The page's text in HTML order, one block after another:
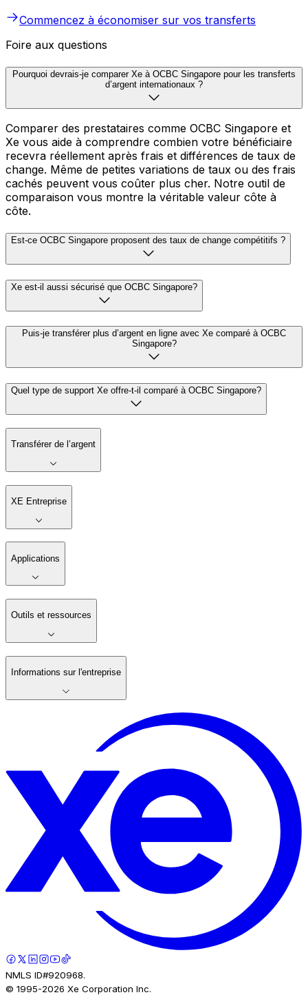
Commencez à économiser sur vos transferts
Foire aux questions
Pourquoi devrais-je comparer Xe à OCBC Singapore pour les transferts
d’argent internationaux ?
Comparer des prestataires comme OCBC Singapore et
Xe vous aide à comprendre combien votre bénéficiaire
recevra réellement après frais et différences de taux de
change. Même de petites variations de taux ou des frais
cachés peuvent vous coûter plus cher. Notre outil de
comparaison vous montre la véritable valeur côte à
côte.
Est-ce OCBC Singapore proposent des taux de change compétitifs ?
Xe est-il aussi sécurisé que OCBC Singapore?
Puis-je transférer plus d’argent en ligne avec Xe comparé à OCBC
Singapore?
Quel type de support Xe offre-t-il comparé à OCBC Singapore?
Transférer de l’argent
XE Entreprise
Applications
Outils et ressources
Informations sur l'entreprise
NMLS ID#920968.
© 1995-2026 Xe Corporation Inc.